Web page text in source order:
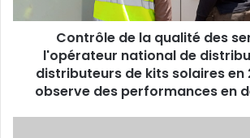
s
i
Contrôle de la qualité des
l'opérateur national de
distributeurs de kits solaires en
observe des performances en